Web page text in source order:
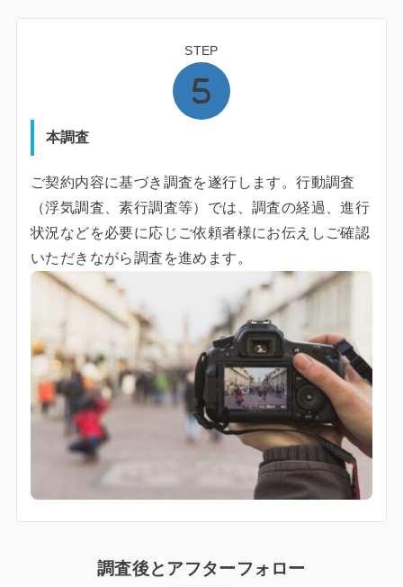
STEP
本調査
ご契約内容に基づき調査を遂行します。行動調査
（浮気調査、素行調査等）では、調査の経過、進行
状況などを必要に応じご依頼者様にお伝えしご確認
いただきながら調査を進めます。
調査後とアフターフォロー